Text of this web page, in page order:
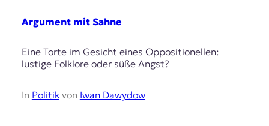
Argument mit Sahne
Eine Torte im Gesicht eines Oppositionellen:
lustige Folklore oder süße Angst?
In Politikvon Iwan Dawydow